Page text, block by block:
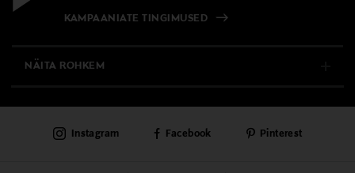
KAMPAANIATE TINGIMUSED
NÄITA ROHKEM
PÜSIKLIENDITEENINDUS
Instagram Facebook Pinterest